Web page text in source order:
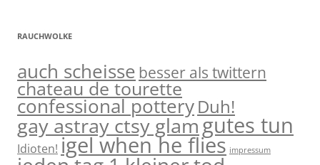
RAUCHWOLKE
auch scheisse besser als twittern
chateau de tourette
confessional potteryDuh!
gay astray ctsy glamgutes tun
Idioten! igel when he flies impressum